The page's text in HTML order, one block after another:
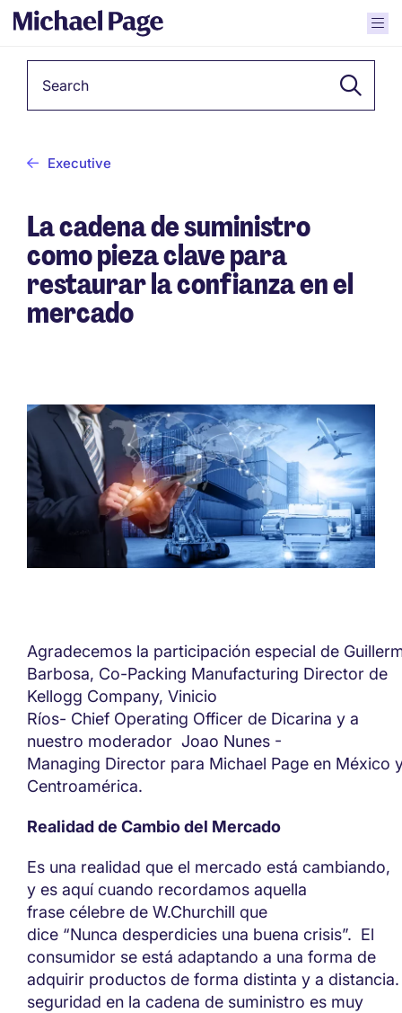
Executive
La cadena de suministro
como pieza clave para
restaurar la confianza en el
mercado
Agradecemos la participación especial de
Barbosa, Co-Packing Manufacturing Director de
Kellogg Company, Vinicio
Ríos- Chief Operating Officer de Dicarina y a
nuestro moderador Joao Nunes -
Managing Director para Michael Page en México
Centroamérica.
Realidad de Cambio del Mercado
Es una realidad que el mercado está cambiando,
y es aquí cuando recordamos aquella
frase célebre de W.Churchill que
dice “Nunca desperdicies una buena crisis”. El
consumidor se está adaptando a una forma de
adquirir productos de forma distinta y a distancia.
seguridad en la cadena de suministro es muy